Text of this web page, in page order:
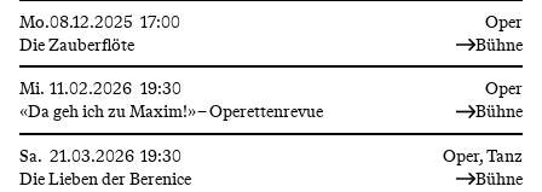
Oper
Mo.08.12.2025 17:00
Die Zauberflöte
Bühne
Oper
Mi. 11.02.2026 19:30
«Da geh ich zu Maxim!» – Operettenrevue
Bühne
Oper, Tanz
Sa. 21.03.2026 19:30
Die Lieben der Berenice
Bühne